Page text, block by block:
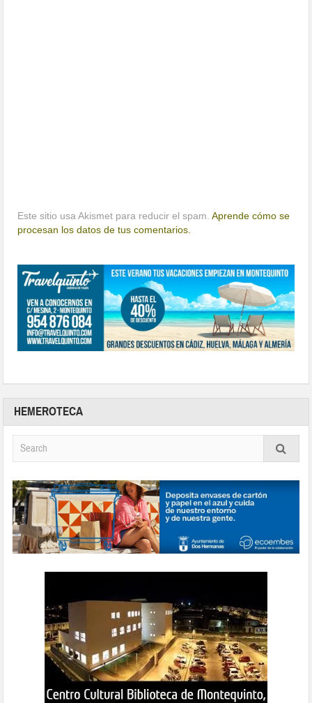
Este sitio usa Akismet para reducir el spam.Aprende cómo se
procesan los datos de tus comentarios.
HEMEROTECA